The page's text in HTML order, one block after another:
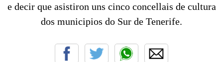
e decir que asistiron uns cinco concellais de cultura
dos municipios do Sur de Tenerife.